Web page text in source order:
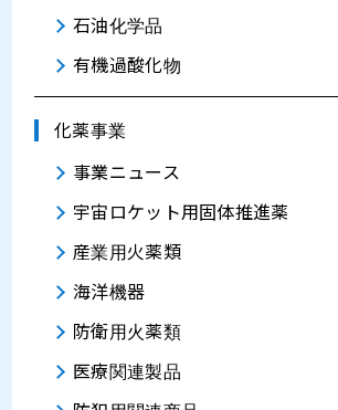
石油化学品
有機過酸化物
化薬事業
事業ニュース
宇宙ロケット用固体推進薬
産業用火薬類
海洋機器
防衛用火薬類
医療関連製品